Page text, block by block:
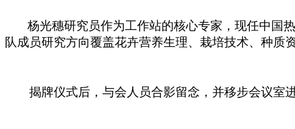
杨光穗研究员作为工作站的核心专家，现任中国
队成员研究方向覆盖花卉营养生理、栽培技术、种质
揭牌仪式后，与会人员合影留念，并移步会议室进